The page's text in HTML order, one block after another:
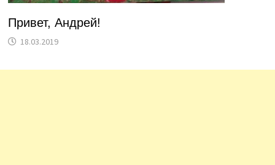
Привет, Андрей!
18.03.2019